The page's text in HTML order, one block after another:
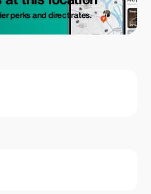
perks and direct rates.